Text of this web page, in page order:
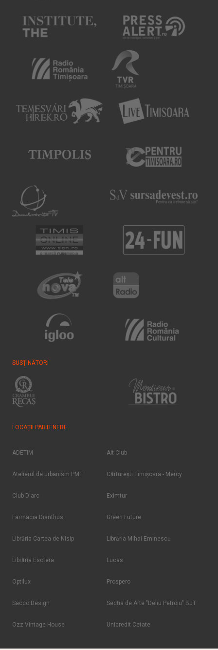
SUSȚINĂTORI
LOCAȚII PARTENERE
ADETIM Alt Club
Atelierul de urbanism PMT Cărtureşti Timişoara - Mercy
Club D'arc Eximtur
Farmacia Dianthus Green Future
Librăria Cartea de Nisip Librăria Mihai Eminescu
Librăria Esotera Lucas
Optilux Prospero
Sacco Design Secția de Arte "Deliu Petroiu" BJT
Ozz Vintage House Unicredit Cetate